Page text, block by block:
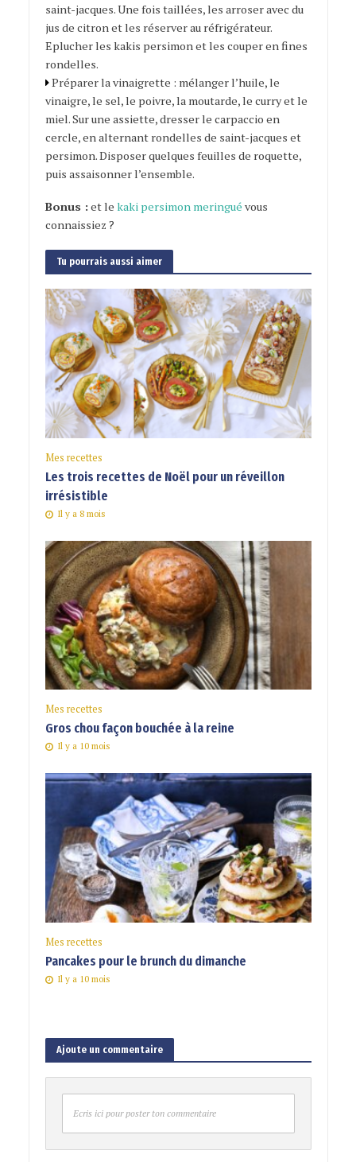
saint-jacques. Une fois taillées, les arroser avec du
jus de citron et les réserver au réfrigérateur.
Eplucher les kakis persimon et les couper en fines
rondelles.
Préparer la vinaigrette : mélanger l’huile, le
vinaigre, le sel, le poivre, la moutarde, le curry et le
miel. Sur une assiette, dresser le carpaccio en
cercle, en alternant rondelles de saint-jacques et
persimon. Disposer quelques feuilles de roquette,
puis assaisonner l’ensemble.
Bonus : et le kaki persimon meringué vous
connaissiez ?
Tu pourrais aussi aimer
Mes recettes
Les trois recettes de Noël pour un réveillon
irrésistible
Il y a 8 mois
Mes recettes
Gros chou façon bouchée à la reine
Il y a 10 mois
Mes recettes
Pancakes pour le brunch du dimanche
Il y a 10 mois
Ajoute un commentaire
Ecris ici pour poster ton commentaire